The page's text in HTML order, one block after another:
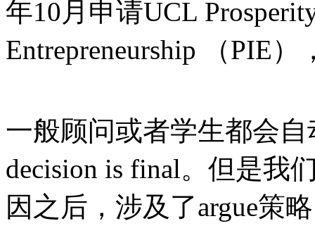
年10月申请UCL
Entrepreneurship （PIE
一般顾问或者学生都会
decision is final。但是我
因之后，涉及了argue策